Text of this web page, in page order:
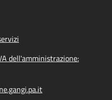
dell'amministrazione: